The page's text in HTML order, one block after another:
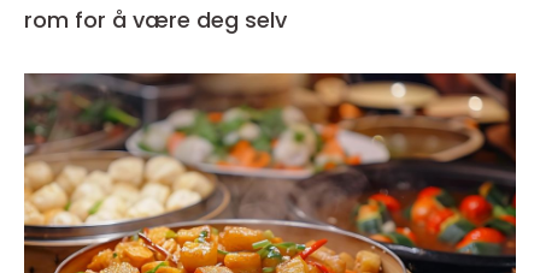
rom for å være deg selv